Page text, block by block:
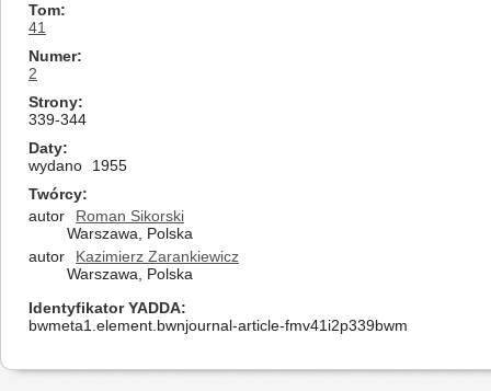
Tom
41
Numer
2
Strony
339-344
Daty
wydano
1955
Twórcy
autor
Roman Sikorski
Warszawa, Polska
autor
Kazimierz Zarankiewicz
Warszawa, Polska
Identyfikator YADDA
bwmeta1.element.bwnjournal-article-fmv41i2p339bwm